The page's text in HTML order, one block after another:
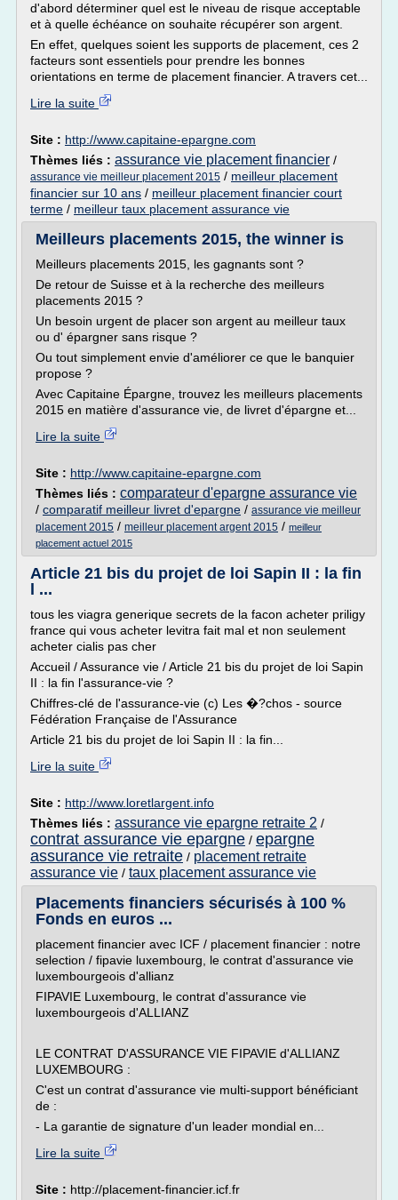
d'abord déterminer quel est le niveau de risque acceptable
et à quelle échéance on souhaite récupérer son argent.
En effet, quelques soient les supports de placement, ces 2
facteurs sont essentiels pour prendre les bonnes
orientations en terme de placement financier. A travers cet...
Lire la suite
Site : http://www.capitaine-epargne.com
Thèmes liés : assurance vie placement financier /
assurance vie meilleur placement 2015 / meilleur placement
financier sur 10 ans / meilleur placement financier court
terme / meilleur taux placement assurance vie
Meilleurs placements 2015, the winner is
Meilleurs placements 2015, les gagnants sont ?
De retour de Suisse et à la recherche des meilleurs
placements 2015 ?
Un besoin urgent de placer son argent au meilleur taux
ou d' épargner sans risque ?
Ou tout simplement envie d'améliorer ce que le banquier
propose ?
Avec Capitaine Épargne, trouvez les meilleurs placements
2015 en matière d'assurance vie, de livret d'épargne et...
Lire la suite
Site : http://www.capitaine-epargne.com
Thèmes liés : comparateur d'epargne assurance vie
/ comparatif meilleur livret d'epargne / assurance vie meilleur
placement 2015 / meilleur placement argent 2015 / meilleur
placement actuel 2015
Article 21 bis du projet de loi Sapin II : la fin
l ...
tous les viagra generique secrets de la facon acheter priligy
france qui vous acheter levitra fait mal et non seulement
acheter cialis pas cher
Accueil / Assurance vie / Article 21 bis du projet de loi Sapin
II : la fin l'assurance-vie ?
Chiffres-clé de l'assurance-vie (c) Les �?chos - source
Fédération Française de l'Assurance
Article 21 bis du projet de loi Sapin II : la fin...
Lire la suite
Site : http://www.loretlargent.info
Thèmes liés : assurance vie epargne retraite 2 /
contrat assurance vie epargne / epargne
assurance vie retraite / placement retraite
assurance vie / taux placement assurance vie
Placements financiers sécurisés à 100 %
Fonds en euros ...
placement financier avec ICF / placement financier : notre
selection / fipavie luxembourg, le contrat d'assurance vie
luxembourgeois d'allianz
FIPAVIE Luxembourg, le contrat d'assurance vie
luxembourgeois d'ALLIANZ
LE CONTRAT D'ASSURANCE VIE FIPAVIE d'ALLIANZ
LUXEMBOURG :
C'est un contrat d'assurance vie multi-support bénéficiant
de :
- La garantie de signature d'un leader mondial en...
Lire la suite
Site : http://placement-financier.icf.fr